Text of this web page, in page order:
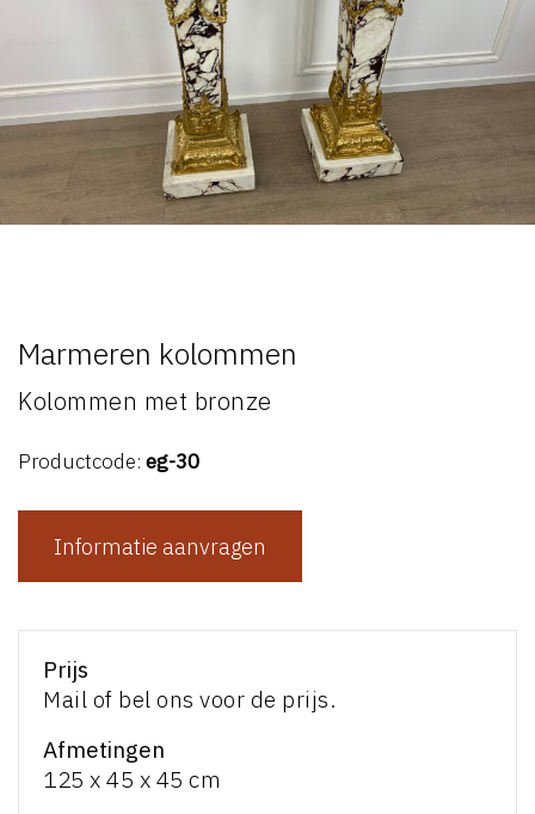
Marmeren kolommen
Kolommen met bronze
Productcode: eg-30
Informatie aanvragen
Prijs
Mail of bel ons voor de prijs.
Afmetingen
125 x 45 x 45 cm